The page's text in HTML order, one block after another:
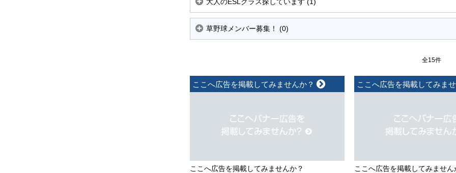
草野球メンバー募集！ (0)
全15件
ここへ広告を掲載してみませんか？
ここへ広告を掲載してみませんか？
ここへ広告を掲載してみま
ここへ広告を掲載してみません